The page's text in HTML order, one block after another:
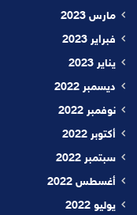
مارس 2023
فبراير 2023
يناير 2023
ديسمبر 2022
نوفمبر 2022
أكتوبر 2022
سبتمبر 2022
أغسطس 2022
يوليو 2022